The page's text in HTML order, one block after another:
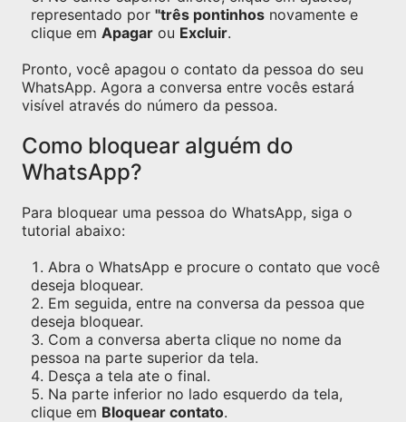
representado por "três pontinhos novamente e
clique em Apagar ou Excluir.
Pronto, você apagou o contato da pessoa do seu
WhatsApp. Agora a conversa entre vocês estará
visível através do número da pessoa.
Como bloquear alguém do
WhatsApp?
Para bloquear uma pessoa do WhatsApp, siga o
tutorial abaixo:
Abra o WhatsApp e procure o contato que você
deseja bloquear.
Em seguida, entre na conversa da pessoa que
deseja bloquear.
Com a conversa aberta clique no nome da
pessoa na parte superior da tela.
Desça a tela ate o final.
Na parte inferior no lado esquerdo da tela,
clique em Bloquear contato.